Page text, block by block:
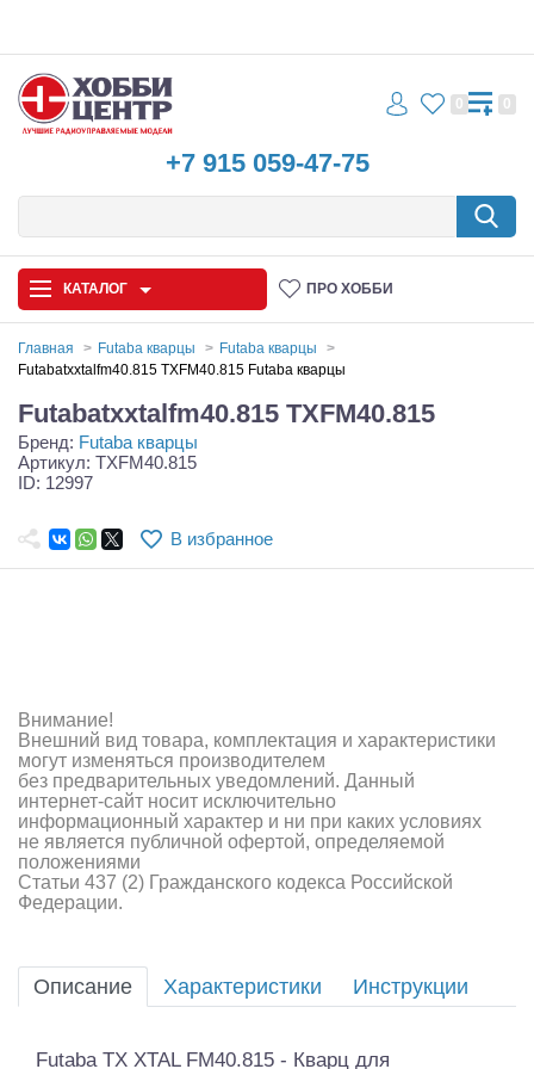
+7 915 059-47-75
0 0
КАТАЛОГ ПРО ХОББИ
Запчасти и аксессуары
Игрушки
Самолеты
Аппаратура и электроника
Аккумуляторы и батарейки
Зарядные устройства и блоки питания
Двигатели
Инструмент,измерительные приборы,расходники
Главная Futaba кварцы
Futaba кварцы
Futabatxxtalfm40.815 TXFM40.815 Futaba кварцы
Futabatxxtalfm40.815 TXFM40.815
Бренд: Futaba кварцы
Артикул: TXFM40.815
ID: 12997
В избранное
Внимание!
Внешний вид товара, комплектация и характеристики
могут изменяться производителем
без предварительных уведомлений. Данный
интернет-сайт носит исключительно
информационный характер и ни при каких условиях
не является публичной офертой, определяемой
положениями
Статьи 437 (2) Гражданского кодекса Российской
Федерации.
Описание Характеристики Инструкции
Futaba TX XTAL FM40.815 - Кварц для